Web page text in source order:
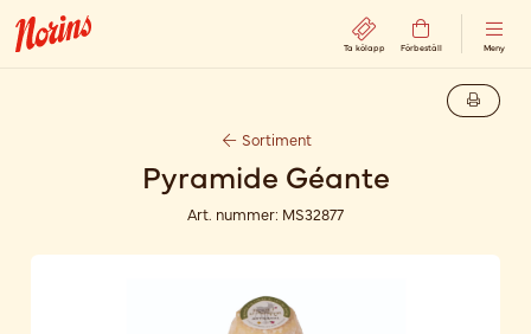
Ta kölapp Förbeställ Meny
Sortiment
Pyramide Géante
Art. nummer: MS32877